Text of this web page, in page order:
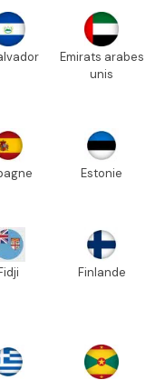
Emirats arabes
unis
Estonie
Finlande